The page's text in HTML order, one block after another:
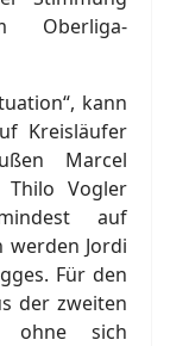
Oberliga-
kann
Kreisläufer
Marcel
Thilo Vogler
auf
werden Jordi
Für den
der zweiten
ohne sich